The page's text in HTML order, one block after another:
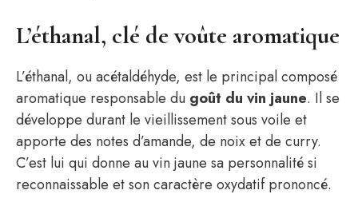
L’éthanal, clé de voûte aromatique
L’éthanal, ou acétaldéhyde, est le principal composé
aromatique responsable du goût du vin jaune. Il se
développe durant le vieillissement sous voile et
apporte des notes d’amande, de noix et de curry.
C’est lui qui donne au vin jaune sa personnalité si
reconnaissable et son caractère oxydatif prononcé.